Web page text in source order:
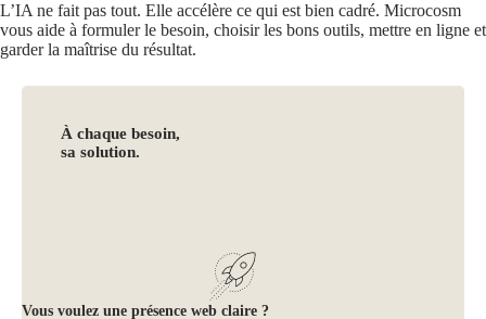
L’IA ne fait pas tout. Elle accélère ce qui est bien cadré. Microcosm
vous aide à formuler le besoin, choisir les bons outils, mettre en ligne et
garder la maîtrise du résultat.
À chaque besoin,
sa solution.
Vous voulez une présence web claire ?